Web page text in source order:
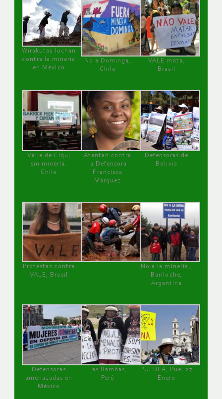
Wirakutas luchan
contra la minería
en México
No a Dominga,
Chile
VALE mata,
Brasil
Valle de Elqui
sin minería.
Chile
Atentan contra
la Defensora
Francisca
Márquez
Defensoras de
Bolivia
Protestas contra
VALE, Brasil
No a la minería ,
Bariloche,
Argentina
Defensoras
amenazadas en
México
Las Bambas,
Perú
PUEBLA, Pue, 27
Enero